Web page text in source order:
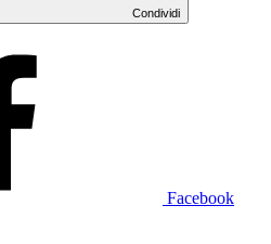
Condividi
Facebook